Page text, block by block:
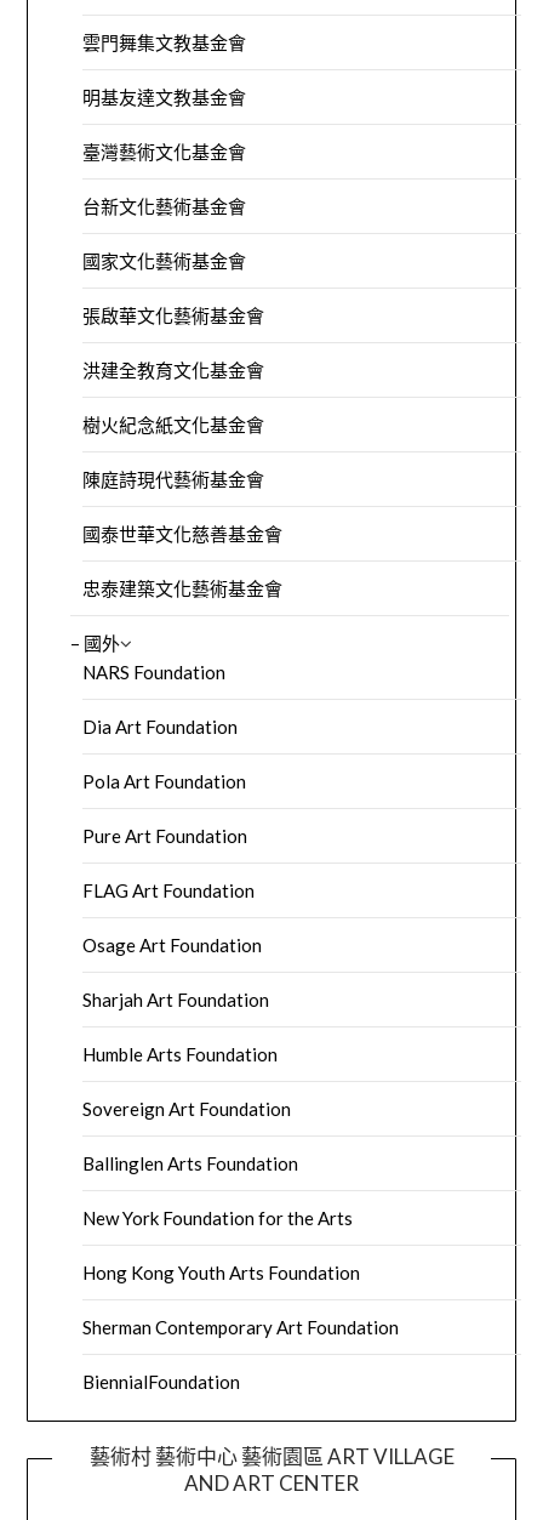
雲門舞集文教基金會
明基友達文教基金會
臺灣藝術文化基金會
台新文化藝術基金會
國家文化藝術基金會
張啟華文化藝術基金會
洪建全教育文化基金會
樹火紀念紙文化基金會
陳庭詩現代藝術基金會
國泰世華文化慈善基金會
忠泰建築文化藝術基金會
– 國外
NARS Foundation
Dia Art Foundation
Pola Art Foundation
Pure Art Foundation
FLAG Art Foundation
Osage Art Foundation
Sharjah Art Foundation
Humble Arts Foundation
Sovereign Art Foundation
Ballinglen Arts Foundation
New York Foundation for the Arts
Hong Kong Youth Arts Foundation
Sherman Contemporary Art Foundation
BiennialFoundation
藝術村 藝術中心 藝術園區 ART VILLAGE
AND ART CENTER